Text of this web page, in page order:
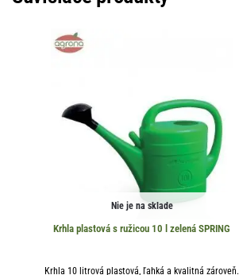
Nie je na sklade
Krhla plastová s ružicou 10 l zelená SPRING
Krhla 10 litrová plastová, ľahká a kvalitná zároveň.